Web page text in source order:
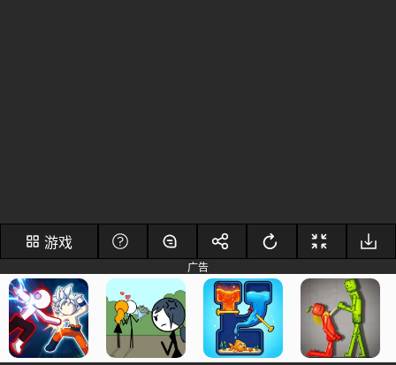
游戏
广告